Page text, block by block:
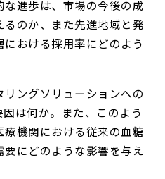
進歩は、市場の今後の成
のか、また先進地域と発
おける採用率にどのよう
ングソリューションへの
は何か。また、このよう
機関における従来の血糖
にどのような影響を与え